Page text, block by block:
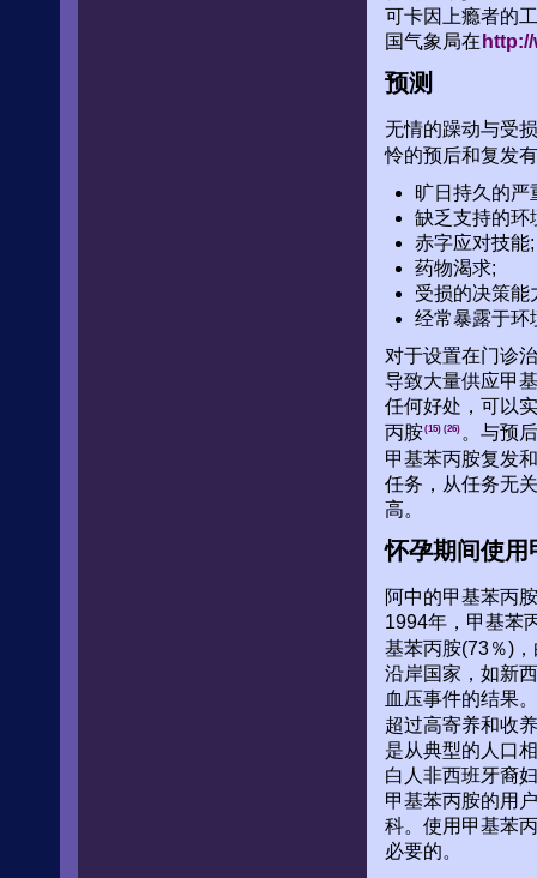
可卡因上瘾者的
国气象局在
预测
无情的躁动与受
怜的预后和复发
旷日持久的严
缺乏支持的环
赤字应对技能;
药物渴求;
受损的决策能
经常暴露于环
对于设置在门诊
导致大量供应甲
任何好处，可以
丙胺(15) (26) 。与预
甲基苯丙胺复发
任务，从任务无
高。
怀孕期间使用
阿中的甲基苯丙
1994年，甲基苯
基苯丙胺(73％)
沿岸国家，如新
血压事件的结果
超过高寄养和收
是从典型的人口
白人非西班牙裔
甲基苯丙胺的用
科。使用甲基苯
必要的。